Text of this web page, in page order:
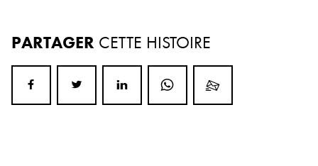
PARTAGER CETTE HISTOIRE